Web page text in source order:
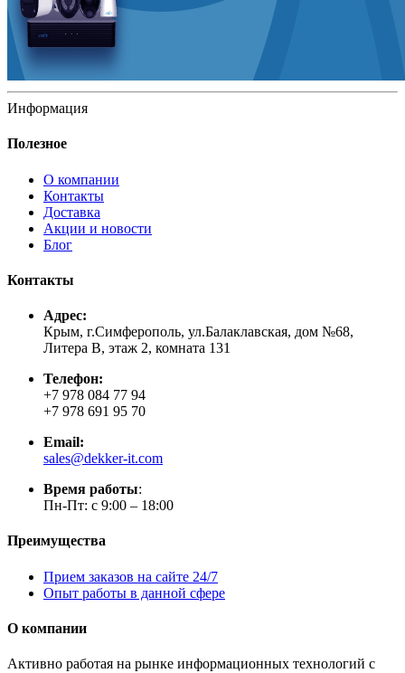
Информация
Полезное
О компании
Контакты
Доставка
Акции и новости
Блог
Контакты
Адрес:
Крым, г.Симферополь, ул.Балаклавская, дом №68,
Литера В, этаж 2, комната 131
Телефон:
+7 978 084 77 94
+7 978 691 95 70
Email:
sales@dekker-it.com
Время работы:
Пн-Пт: с 9:00 – 18:00
Преимущества
Прием заказов на сайте 24/7
Опыт работы в данной сфере
О компании
Активно работая на рынке информационных технологий с